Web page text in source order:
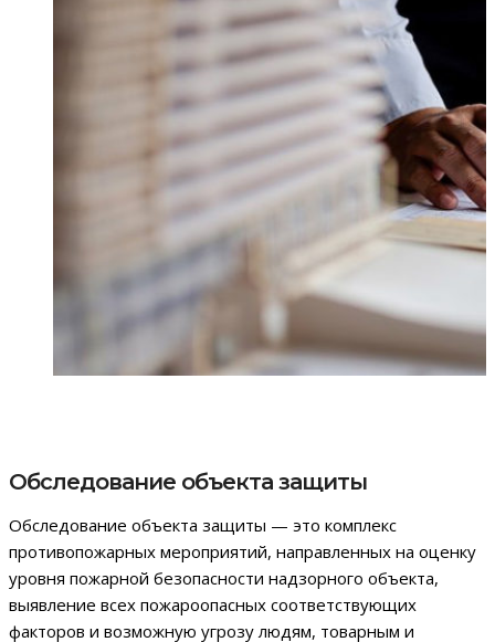
Обследование объекта защиты
Обследование объекта защиты — это комплекс
противопожарных мероприятий, направленных на оценку
уровня пожарной безопасности надзорного объекта,
выявление всех пожароопасных соответствующих
факторов и возможную угрозу людям, товарным и